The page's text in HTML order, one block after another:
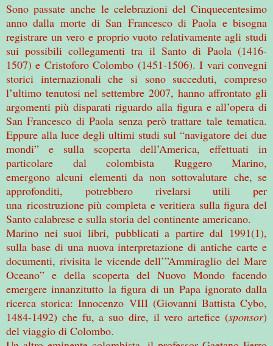
Sono passate anche le celebrazioni del Cinquecentesimo
anno dalla morte di San Francesco di Paola e bisogna
registrare un vero e proprio vuoto relativamente agli studi
sui possibili collegamenti tra il Santo di Paola (1416-
1507) e Cristoforo Colombo (1451-1506). I vari convegni
storici internazionali che si sono succeduti, compreso
l’ultimo tenutosi nel settembre 2007, hanno affrontato gli
argomenti più disparati riguardo alla figura e all’opera di
San Francesco di Paola senza però trattare tale tematica.
Eppure alla luce degli ultimi studi sul “navigatore dei due
mondi” e sulla scoperta dell’America, effettuati in
particolare dal colombista Ruggero Marino,
emergono alcuni elementi da non sottovalutare che, se
approfonditi, potrebbero rivelarsi utili per
una ricostruzione più completa e veritiera sulla figura del
Santo calabrese e sulla storia del continente americano.
Marino nei suoi libri, pubblicati a partire dal 1991(1),
sulla base di una nuova interpretazione di antiche carte e
documenti, rivisita le vicende dell’”Ammiraglio del Mare
Oceano” e della scoperta del Nuovo Mondo facendo
emergere innanzitutto la figura di un Papa ignorato dalla
ricerca storica: Innocenzo VIII (Giovanni Battista Cybo,
1484-1492) che fu, a suo dire, il vero artefice (sponsor)
del viaggio di Colombo.